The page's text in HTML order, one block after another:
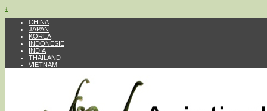
↓
CHINA
JAPAN
KOREA
INDONESIË
INDIA
THAILAND
VIETNAM